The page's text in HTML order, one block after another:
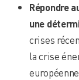
Répondre
une
crises
la crise